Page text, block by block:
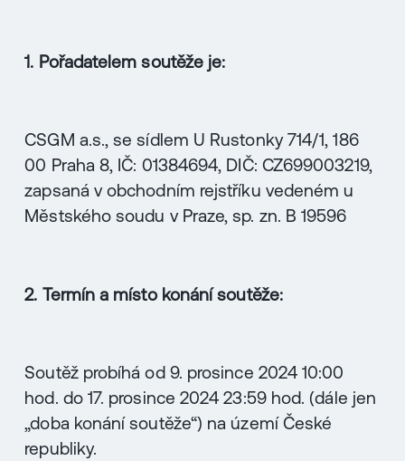
1. Pořadatelem soutěže je:
CSGM a.s., se sídlem U Rustonky 714/1, 186
00 Praha 8, IČ: 01384694, DIČ: CZ699003219,
zapsaná v obchodním rejstříku vedeném u
Městského soudu v Praze, sp. zn. B 19596
2. Termín a místo konání soutěže:
Soutěž probíhá od 9. prosince 2024 10:00
hod. do 17. prosince 2024 23:59 hod. (dále jen
„doba konání soutěže“) na území České
republiky.